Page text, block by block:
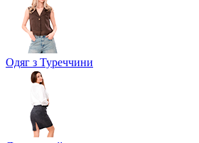
Одяг з Туреччини